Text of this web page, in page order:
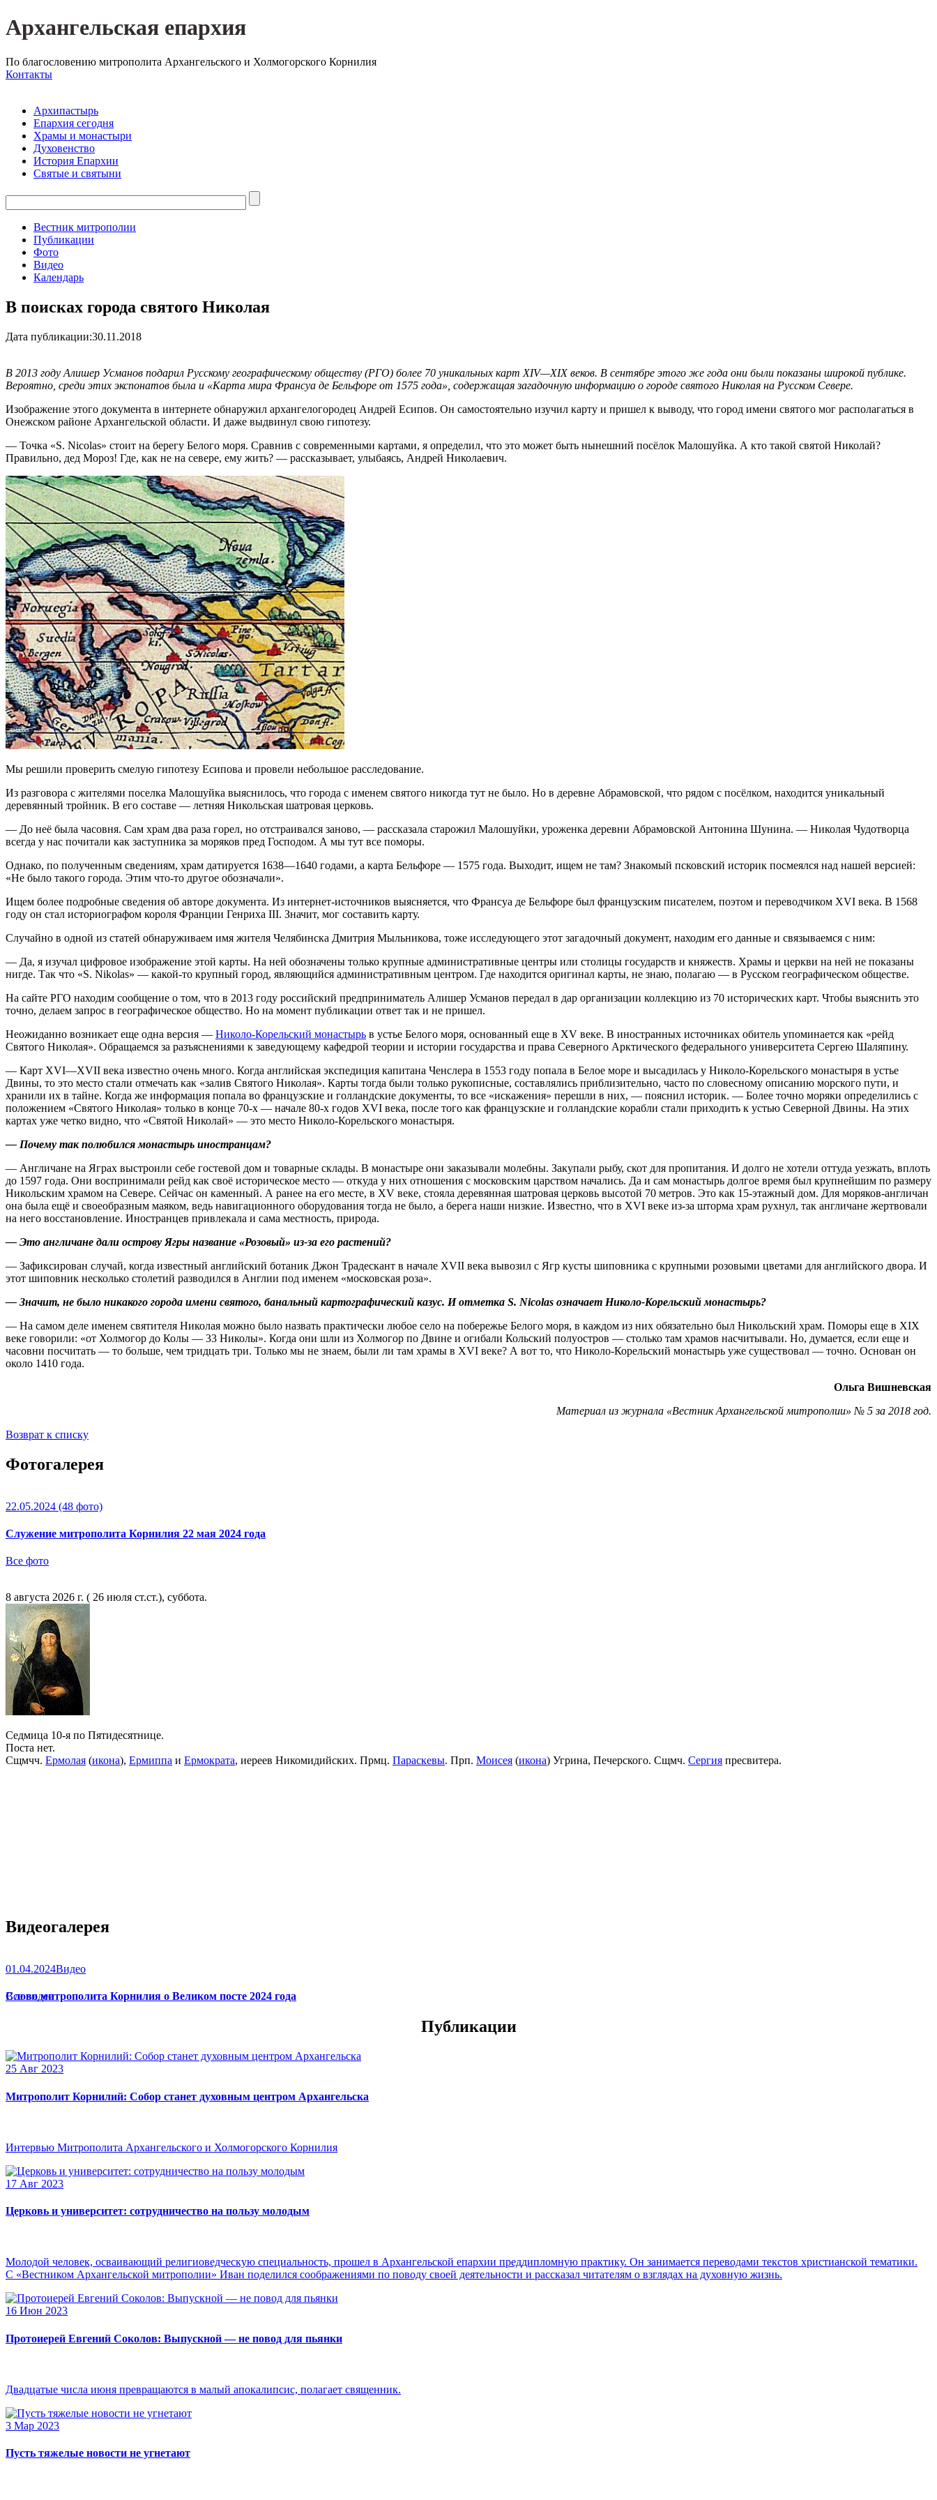
Архангельская епархия
По благословению митрополита Архангельского и Холмогорского Корнилия
Контакты
Архипастырь
Епархия сегодня
Храмы и монастыри
Духовенство
История Епархии
Святые и святыни
Вестник митрополии
Публикации
Фото
Видео
Календарь
В поисках города святого Николая
Дата публикации:30.11.2018
В 2013 году Алишер Усманов подарил Русскому географическому обществу (РГО) более 70 уникальных карт XIV—XIX веков. В сентябре этого же года они были показаны широкой публике.
Вероятно, среди этих экспонатов была и «Карта мира Франсуа де Бельфоре от 1575 года», содержащая загадочную информацию о городе святого Николая на Русском Севере.
Изображение этого документа в интернете обнаружил архангелогородец Андрей Есипов. Он самостоятельно изучил карту и пришел к выводу, что город имени святого мог располагаться в
Онежском районе Архангельской области. И даже выдвинул свою гипотезу.
— Точка «S. Nicolas» стоит на берегу Белого моря. Сравнив с современными картами, я определил, что это может быть нынешний посёлок Малошуйка. А кто такой святой Николай?
Правильно, дед Мороз! Где, как не на севере, ему жить? — рассказывает, улыбаясь, Андрей Николаевич.
Мы решили проверить смелую гипотезу Есипова и провели небольшое расследование.
Из разговора с жителями поселка Малошуйка выяснилось, что города с именем святого никогда тут не было. Но в деревне Абрамовской, что рядом с посёлком, находится уникальный
деревянный тройник. В его составе — летняя Никольская шатровая церковь.
— До неё была часовня. Сам храм два раза горел, но отстраивался заново, — рассказала старожил Малошуйки, уроженка деревни Абрамовской Антонина Шунина. — Николая Чудотворца
всегда у нас почитали как заступника за моряков пред Господом. А мы тут все поморы.
Однако, по полученным сведениям, храм датируется 1638—1640 годами, а карта Бельфоре — 1575 года. Выходит, ищем не там? Знакомый псковский историк посмеялся над нашей версией:
«Не было такого города. Этим что-то другое обозначали».
Ищем более подробные сведения об авторе документа. Из интернет-источников выясняется, что Франсуа де Бельфоре был французским писателем, поэтом и переводчиком XVI века. В 1568
году он стал историографом короля Франции Генриха III. Значит, мог составить карту.
Случайно в одной из статей обнаруживаем имя жителя Челябинска Дмитрия Мыльникова, тоже исследующего этот загадочный документ, находим его данные и связываемся с ним:
— Да, я изучал цифровое изображение этой карты. На ней обозначены только крупные административные центры или столицы государств и княжеств. Храмы и церкви на ней не показаны
нигде. Так что «S. Nikolas» — какой-то крупный город, являющийся административным центром. Где находится оригинал карты, не знаю, полагаю — в Русском географическом обществе.
На сайте РГО находим сообщение о том, что в 2013 году российский предприниматель Алишер Усманов передал в дар организации коллекцию из 70 исторических карт. Чтобы выяснить это
точно, делаем запрос в географическое общество. Но на момент публикации ответ так и не пришел.
Неожиданно возникает еще одна версия — Николо-Корельский монастырь в устье Белого моря, основанный еще в XV веке. В иностранных источниках обитель упоминается как «рейд
Святого Николая». Обращаемся за разъяснениями к заведующему кафедрой теории и истории государства и права Северного Арктического федерального университета Сергею Шаляпину.
— Карт XVI—XVII века известно очень много. Когда английская экспедиция капитана Ченслера в 1553 году попала в Белое море и высадилась у Николо-Корельского монастыря в устье
Двины, то это место стали отмечать как «залив Святого Николая». Карты тогда были только рукописные, составлялись приблизительно, часто по словесному описанию морского пути, и
хранили их в тайне. Когда же информация попала во французские и голландские документы, то все «искажения» перешли в них, — пояснил историк. — Более точно моряки определились с
положением «Святого Николая» только в конце 70-х — начале 80-х годов XVI века, после того как французские и голландские корабли стали приходить к устью Северной Двины. На этих
картах уже четко видно, что «Святой Николай» — это место Николо-Корельского монастыря.
— Почему так полюбился монастырь иностранцам?
— Англичане на Яграх выстроили себе гостевой дом и товарные склады. В монастыре они заказывали молебны. Закупали рыбу, скот для пропитания. И долго не хотели оттуда уезжать, вплоть
до 1597 года. Они воспринимали рейд как своё историческое место — откуда у них отношения с московским царством начались. Да и сам монастырь долгое время был крупнейшим по размеру
Никольским храмом на Севере. Сейчас он каменный. А ранее на его месте, в XV веке, стояла деревянная шатровая церковь высотой 70 метров. Это как 15-этажный дом. Для моряков-англичан
она была ещё и своеобразным маяком, ведь навигационного оборудования тогда не было, а берега наши низкие. Известно, что в XVI веке из-за шторма храм рухнул, так англичане жертвовали
на него восстановление. Иностранцев привлекала и сама местность, природа.
— Это англичане дали острову Ягры название «Розовый» из-за его растений?
— Зафиксирован случай, когда известный английский ботаник Джон Традескант в начале XVII века вывозил с Ягр кусты шиповника с крупными розовыми цветами для английского двора. И
этот шиповник несколько столетий разводился в Англии под именем «московская роза».
— Значит, не было никакого города имени святого, банальный картографический казус. И отметка S. Nicolas означает Николо-Корельский монастырь?
— На самом деле именем святителя Николая можно было назвать практически любое село на побережье Белого моря, в каждом из них обязательно был Никольский храм. Поморы еще в XIX
веке говорили: «от Холмогор до Колы — 33 Николы». Когда они шли из Холмогор по Двине и огибали Кольский полуостров — столько там храмов насчитывали. Но, думается, если еще и
часовни посчитать — то больше, чем тридцать три. Только мы не знаем, были ли там храмы в XVI веке? А вот то, что Николо-Корельский монастырь уже существовал — точно. Основан он
около 1410 года.
Ольга Вишневская
Материал из журнала «Вестник Архангельской митрополии» № 5 за 2018 год.
Возврат к списку
Фотогалерея
22.05.2024 (48 фото)
Служение митрополита Корнилия 22 мая 2024 года
Все фото
8 августа 2026 г. ( 26 июля ст.ст.), суббота.
Седмица 10-я по Пятидесятнице.
Поста нет.
Сщмчч. Ермолая (икона), Ермиппа и Ермократа, иереев Никомидийских. Прмц. Параскевы. Прп. Моисея (икона) Угрина, Печерского. Сщмч. Сергия пресвитера.
Видеогалерея
01.04.2024Видео
Слово митрополита Корнилия о Великом посте 2024 года
Все видео
Публикации
25 Авг 2023
Митрополит Корнилий: Собор станет духовным центром Архангельска
Интервью Митрополита Архангельского и Холмогорского Корнилия
17 Авг 2023
Церковь и университет: сотрудничество на пользу молодым
Молодой человек, осваивающий религиоведческую специальность, прошел в Архангельской епархии преддипломную практику. Он занимается переводами текстов христианской тематики.
С «Вестником Архангельской митрополии» Иван поделился соображениями по поводу своей деятельности и рассказал читателям о взглядах на духовную жизнь.
16 Июн 2023
Протоиерей Евгений Соколов: Выпускной — не повод для пьянки
Двадцатые числа июня превращаются в малый апокалипсис, полагает священник.
3 Мар 2023
Пусть тяжелые новости не угнетают